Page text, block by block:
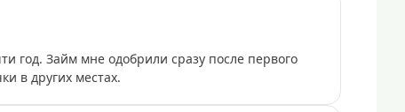
год. Займ мне одобрили сразу после первого
в других местах.